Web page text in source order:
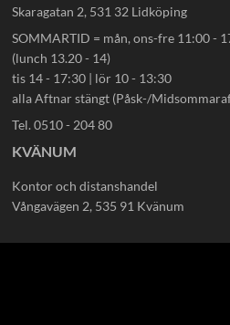
Skaragatan 2, 531 32 Lidköping
SOMMARTID = mån, ons-fre 11:00 -
(lunch 13.20 - 14)
tis 14 - 17:30 | lör 10 - 13:30
alla Aftnar stängt (Påsk-/
Tel. 0510 - 204 80
KVÄNUM
Kontor och distanshandel
Vångavägen 2, 535 91 Kvänum